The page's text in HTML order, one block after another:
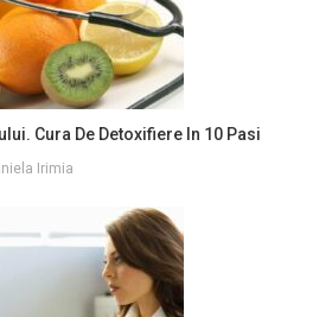
Cura De Detoxifiere In 10 Pasi
Irimia